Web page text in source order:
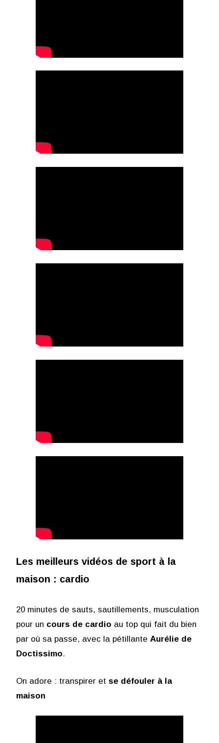
Les meilleurs vidéos de sport à la
maison : cardio
20 minutes de sauts, sautillements, musculation
pour un cours de cardio au top qui fait du bien
par où sa passe, avec la pétillante Aurélie de
Doctissimo.
On adore : transpirer et se défouler à la
maison